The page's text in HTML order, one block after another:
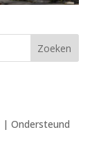
| Ondersteund